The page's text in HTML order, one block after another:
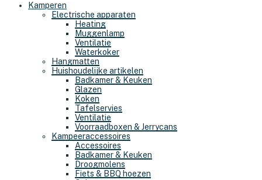
Kamperen
Electrische apparaten
Heating
Muggenlamp
Ventilatie
Waterkoker
Hangmatten
Huishoudelijke artikelen
Badkamer & Keuken
Glazen
Koken
Tafelservies
Ventilatie
Voorraadboxen & Jerrycans
Kampeeraccessoires
Accessoires
Badkamer & Keuken
Droogmolens
Fiets & BBQ hoezen